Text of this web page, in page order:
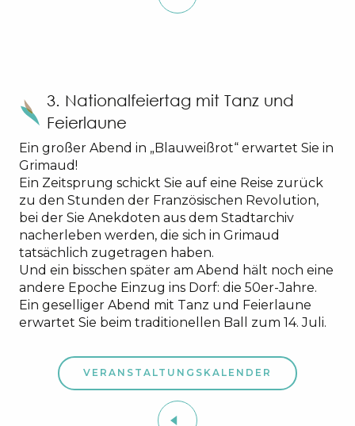
3. Nationalfeiertag mit Tanz und
Feierlaune
Ein großer Abend in „Blauweißrot“ erwartet Sie in
Grimaud!
Ein Zeitsprung schickt Sie auf eine Reise zurück
zu den Stunden der Französischen Revolution,
bei der Sie Anekdoten aus dem Stadtarchiv
nacherleben werden, die sich in Grimaud
tatsächlich zugetragen haben.
Und ein bisschen später am Abend hält noch eine
andere Epoche Einzug ins Dorf: die 50er-Jahre.
Ein geselliger Abend mit Tanz und Feierlaune
erwartet Sie beim traditionellen Ball zum 14. Juli.
VERANSTALTUNGSKALENDER